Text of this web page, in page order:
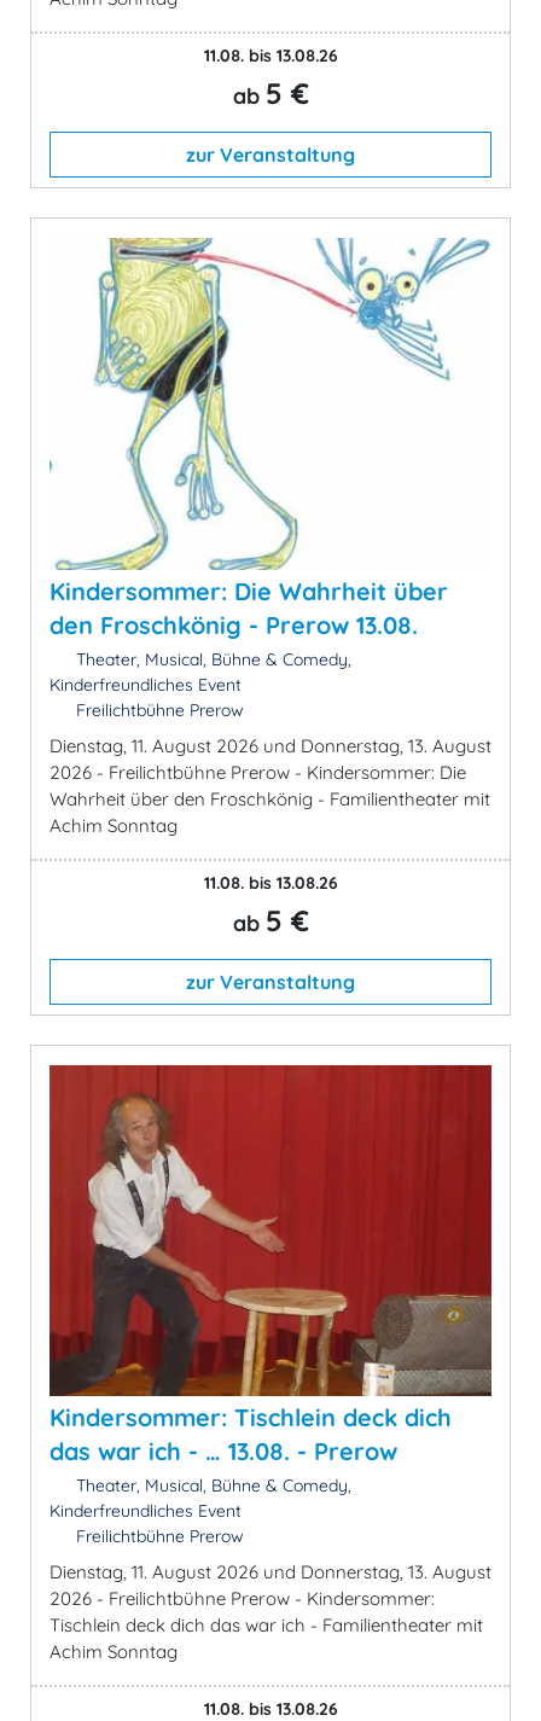
11.08. bis 13.08.26
ab 5 €
zur Veranstaltung
Kindersommer: Die Wahrheit über
den Froschkönig - Prerow 13.08.
Theater, Musical, Bühne & Comedy,
Kinderfreundliches Event
Freilichtbühne Prerow
Dienstag, 11. August 2026 und Donnerstag, 13. August
2026 - Freilichtbühne Prerow - Kindersommer: Die
Wahrheit über den Froschkönig - Familientheater mit
Achim Sonntag
11.08. bis 13.08.26
ab 5 €
zur Veranstaltung
Kindersommer: Tischlein deck dich
das war ich - … 13.08. - Prerow
Theater, Musical, Bühne & Comedy,
Kinderfreundliches Event
Freilichtbühne Prerow
Dienstag, 11. August 2026 und Donnerstag, 13. August
2026 - Freilichtbühne Prerow - Kindersommer:
Tischlein deck dich das war ich - Familientheater mit
Achim Sonntag
11.08. bis 13.08.26